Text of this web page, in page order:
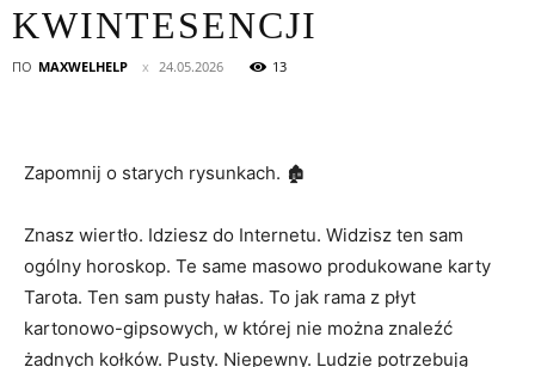
KWINTESENCJI
ПО MAXWELHELP 24.05.2026 13
Zapomnij o starych rysunkach. 🏚️
Znasz wiertło. Idziesz do Internetu. Widzisz ten sam
ogólny horoskop. Te same masowo produkowane karty
Tarota. Ten sam pusty hałas. To jak rama z płyt
kartonowo-gipsowych, w której nie można znaleźć
żadnych kołków. Pusty. Niepewny. Ludzie potrzebują